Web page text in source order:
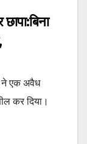
ने एक अवैध
कर दिया।